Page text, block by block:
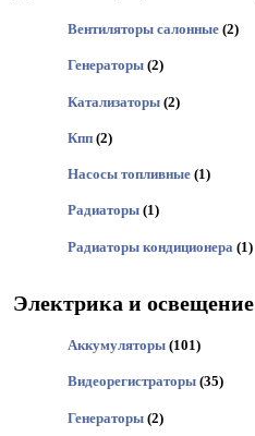
Вентиляторы салонные (2)
Генераторы (2)
Катализаторы (2)
Кпп (2)
Насосы топливные (1)
Радиаторы (1)
Радиаторы кондиционера (1)
Электрика и освещение
Аккумуляторы (101)
Видеорегистраторы (35)
Генераторы (2)